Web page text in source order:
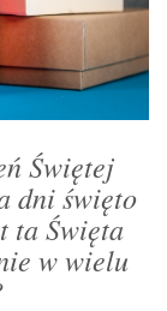
Świętej
dni święto
ta Święta
w wielu